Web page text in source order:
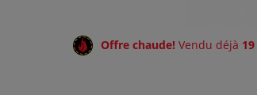
Offre chaude! Vendu déjà 19